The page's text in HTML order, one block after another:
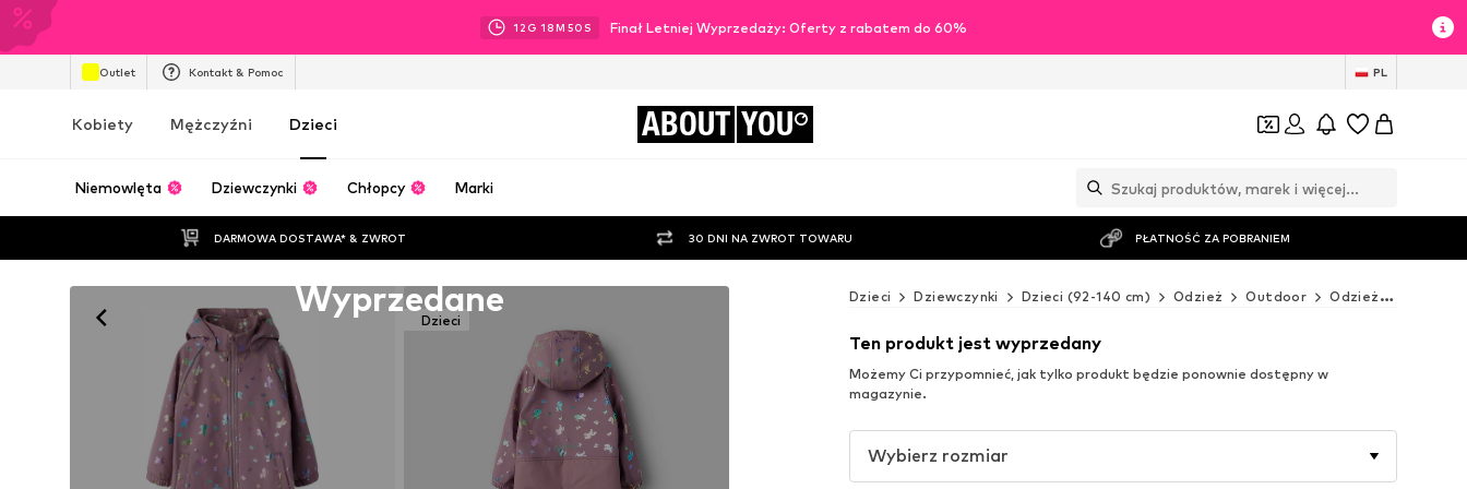
12 G 18M 48 S Finał Letniej Wyprzedaży: Oferty z rabatem do 60%
Outlet Kontakt & Pomoc PL
Kobiety Mężczyźni Dzieci ABOUT YOU
Niemowlęta Dziewczynki Chłopcy Marki
DARMOWA DOSTAWA* & ZWROT 30 DNI NA ZWROT TOWARU PŁATNOŚĆ ZA POBRANIEM
Dzieci
Wyprzedane Dzieci Dziewczynki Dzieci (92-140 cm) Odzież Outdoor Odzież przeciwdeszczowa
Ten produkt jest wyprzedany
Możemy Ci przypomnieć, jak tylko produkt będzie ponownie dostępny w
magazynie.
Wybierz rozmiar